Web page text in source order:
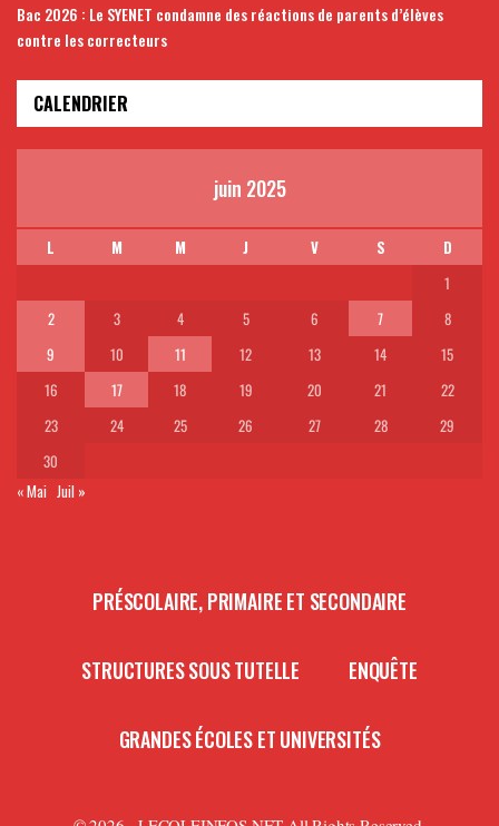
Bac 2026 : Le SYENET condamne des réactions de parents d’élèves
contre les correcteurs
CALENDRIER
juin 2025
L M M J V S
D
1
2
3 4 5 6 7
8
9
10 11 12 13 14
15
16
17 18 19 20 21
22
23
24 25 26 27 28
29
30
« Mai Juil »
PRÉSCOLAIRE, PRIMAIRE ET SECONDAIRE
STRUCTURES SOUS TUTELLE ENQUÊTE
GRANDES ÉCOLES ET UNIVERSITÉS